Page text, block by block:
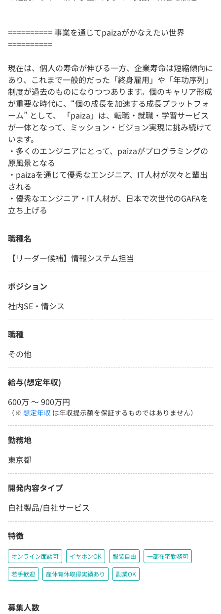
========== 事業を通じてpaizaがかなえたい世界
==========
現在は、個人の寿命が伸びる一方、企業寿命は短縮傾向に
あり、これまで一般的だった「終身雇用」や「年功序列」
制度が過去のものになりつつあります。個のキャリア形成
が重要な時代に、“個の成長を加速する成長プラットフォ
ーム” として、 「paiza」は、転職・就職・学習サービス
が一体となって、ミッション・ビジョン実現に挑み続けて
います。
・多くのエンジニアにとって、paizaがプログラミングの
原風景となる
・paizaを通じて優秀なエンジニア、IT人材が次々と輩出
される
・優秀なエンジニア・IT人材が、日本で次世代のGAFAを
立ち上げる
職種名
【リーダー候補】情報システム担当
ポジション
社内SE・情シス
職種
その他
給与(想定年収)
600万 〜 900万円
（※ 想定年収 は年収提示額を保証するものではありません）
勤務地
東京都
開発内容タイプ
自社製品/自社サービス
特徴
オンライン面談可 イヤホンOK 服装自由 一部在宅勤務可
若手歓迎 産休育休取得実績あり 副業OK
募集人数